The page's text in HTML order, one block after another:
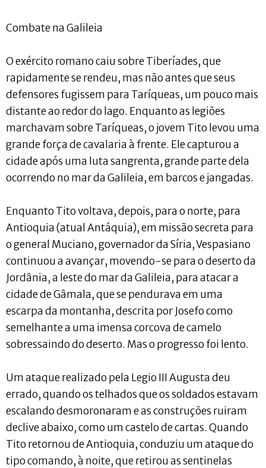
Combate na Galileia
O exército romano caiu sobre Tiberíades, que
rapidamente se rendeu, mas não antes que seus
defensores fugissem para Taríqueas, um pouco mais
distante ao redor do lago. Enquanto as legiões
marchavam sobre Taríqueas, o jovem Tito levou uma
grande força de cavalaria à frente. Ele capturou a
cidade após uma luta sangrenta, grande parte dela
ocorrendo no mar da Galileia, em barcos e jangadas.
Enquanto Tito voltava, depois, para o norte, para
Antioquia (atual Antáquia), em missão secreta para
o general Muciano, governador da Síria, Vespasiano
continuou a avançar, movendo-se para o deserto da
Jordânia, a leste do mar da Galileia, para atacar a
cidade de Gâmala, que se pendurava em uma
escarpa da montanha, descrita por Josefo como
semelhante a uma imensa corcova de camelo
sobressaindo do deserto. Mas o progresso foi lento.
Um ataque realizado pela Legio III Augusta deu
errado, quando os telhados que os soldados estavam
escalando desmoronaram e as construções ruiram
declive abaixo, como um castelo de cartas. Quando
Tito retornou de Antioquia, conduziu um ataque do
tipo comando, à noite, que retirou as sentinelas